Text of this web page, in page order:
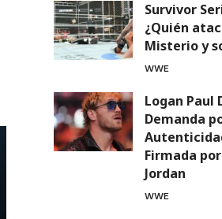
Survivor
¿Quién
Misterio y
WWE
Logan Paul
Demanda
Firmada
Jordan
WWE